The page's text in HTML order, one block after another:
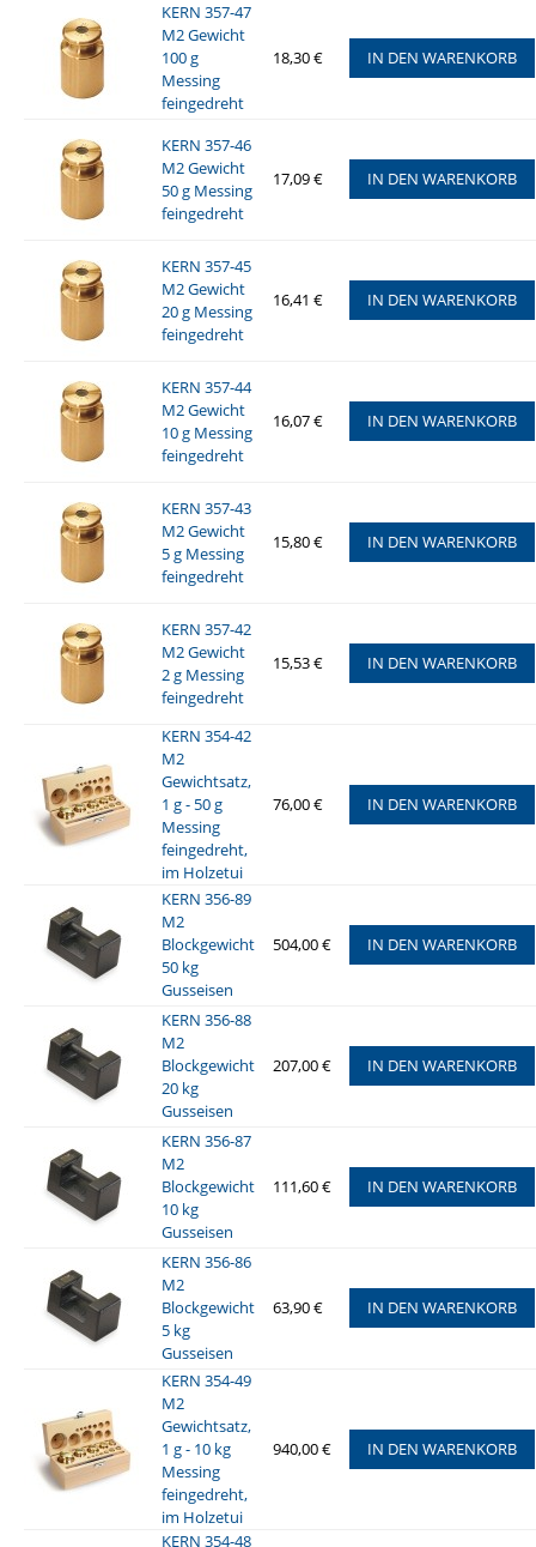
KERN 357-47
M2 Gewicht
100 g
Messing
feingedreht
18,30 € IN DEN WARENKORB
KERN 357-46
M2 Gewicht
50 g Messing
feingedreht
17,09 € IN DEN WARENKORB
KERN 357-45
M2 Gewicht
20 g Messing
feingedreht
16,41 € IN DEN WARENKORB
KERN 357-44
M2 Gewicht
10 g Messing
feingedreht
16,07 € IN DEN WARENKORB
KERN 357-43
M2 Gewicht
5 g Messing
feingedreht
15,80 € IN DEN WARENKORB
KERN 357-42
M2 Gewicht
2 g Messing
feingedreht
15,53 € IN DEN WARENKORB
KERN 354-42
M2
Gewichtsatz,
1 g - 50 g
Messing
feingedreht,
im Holzetui
76,00 € IN DEN WARENKORB
KERN 356-89
M2
Blockgewicht
50 kg
Gusseisen
504,00 € IN DEN WARENKORB
KERN 356-88
M2
Blockgewicht
20 kg
Gusseisen
207,00 € IN DEN WARENKORB
KERN 356-87
M2
Blockgewicht
10 kg
Gusseisen
111,60 € IN DEN WARENKORB
KERN 356-86
M2
Blockgewicht
5 kg
Gusseisen
63,90 € IN DEN WARENKORB
KERN 354-49
M2
Gewichtsatz,
1 g - 10 kg
Messing
feingedreht,
im Holzetui
940,00 € IN DEN WARENKORB
KERN 354-48